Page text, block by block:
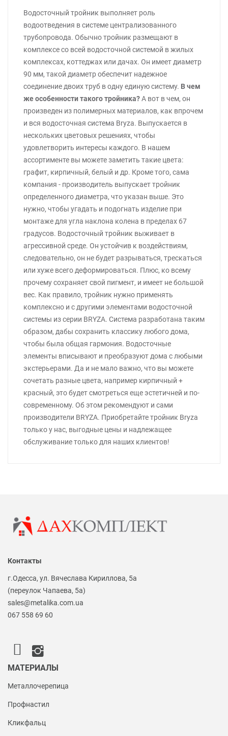
Водосточный тройник выполняет роль
водоотведения в системе централизованного
трубопровода. Обычно тройник размещают в
комплексе со всей водосточной системой в жилых
комплексах, коттеджах или дачах. Он имеет диаметр
90 мм, такой диаметр обеспечит надежное
соединение двоих труб в одну единую систему. В чем
же особенности такого тройника?А вот в чем, он
произведен из полимерных материалов, как впрочем
и вся водосточная система Bryza. Выпускается в
нескольких цветовых решениях, чтобы
удовлетворить интересы каждого. В нашем
ассортименте вы можете заметить такие цвета:
графит, кирпичный, белый и др. Кроме того, сама
компания - производитель выпускает тройник
определенного диаметра, что указан выше. Это
нужно, чтобы угадать и подогнать изделие при
монтаже для угла наклона колена в пределах 67
градусов. Водосточный тройник выживает в
агрессивной среде. Он устойчив к воздействиям,
следовательно, он не будет разрываться, трескаться
или хуже всего деформироваться. Плюс, ко всему
прочему сохраняет свой пигмент, и имеет не большой
вес. Как правило, тройник нужно применять
комплексно и с другими элементами водосточной
системы из серии BRYZA. Система разработана таким
образом, дабы сохранить классику любого дома,
чтобы была общая гармония. Водосточные
элементы вписывают и преобразуют дома с любыми
экстерьерами. Да и не мало важно, что вы можете
сочетать разные цвета, например кирпичный +
красный, это будет смотреться еще эстетичней и по-
современному. Об этом рекомендуют и сами
производители BRYZA. Приобретайте тройник Bryza
только у нас, выгодные цены и надлежащее
обслуживание только для наших клиентов!
Контакты
г.Одесса, ул. Вячеслава Кириллова, 5а
(переулок Чапаева, 5а)
sales@metalika.com.ua
067 558 69 60
МАТЕРИАЛЫ
Металлочерепица
Профнастил
Кликфальц